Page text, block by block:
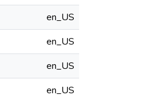
en_US
en_US
en_US
en_US